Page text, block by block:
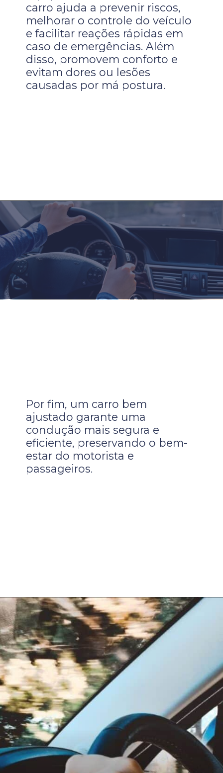
carro ajuda a prevenir riscos,
melhorar o controle do veículo
e facilitar reações rápidas em
caso de emergências. Além
disso, promovem conforto e
evitam dores ou lesões
causadas por má postura.
Por fim, um carro bem
ajustado garante uma
condução mais segura e
eficiente, preservando o bem-
estar do motorista e
passageiros.